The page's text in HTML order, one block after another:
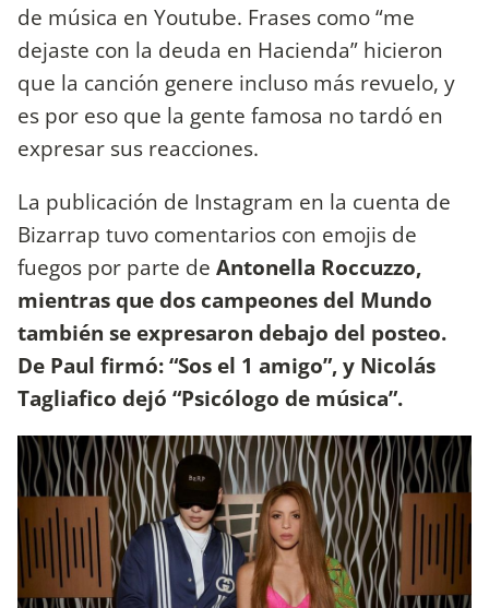
de música en Youtube. Frases como “me
dejaste con la deuda en Hacienda” hicieron
que la canción genere incluso más revuelo, y
es por eso que la gente famosa no tardó en
expresar sus reacciones.
La publicación de Instagram en la cuenta de
Bizarrap tuvo comentarios con emojis de
fuegos por parte de Antonella Roccuzzo,
mientras que dos campeones del Mundo
también se expresaron debajo del posteo.
De Paul firmó: “Sos el 1 amigo”, y Nicolás
Tagliafico dejó “Psicólogo de música”.